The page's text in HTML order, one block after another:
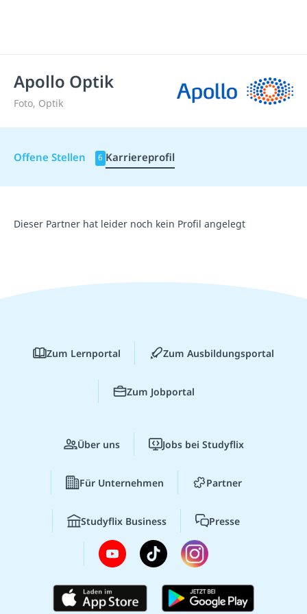
Apollo Optik
Foto, Optik
Offene Stellen 6 Karriereprofil
Dieser Partner hat leider noch kein Profil angelegt
Zum Lernportal Zum Ausbildungsportal
Zum Jobportal
Über uns Jobs bei Studyflix
Für Unternehmen Partner
Studyflix Business Presse